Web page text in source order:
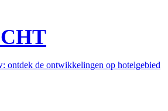
ontdek de ontwikkelingen op hotelgebied